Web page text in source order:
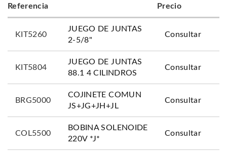
Referencia Precio
KIT5260
JUEGO DE JUNTAS
2-5/8"
Consultar
KIT5804
JUEGO DE JUNTAS
88.1 4 CILINDROS
Consultar
BRG5000
COJINETE COMUN
JS+JG+JH+JL
Consultar
COL5500
BOBINA SOLENOIDE
220V *J*
Consultar